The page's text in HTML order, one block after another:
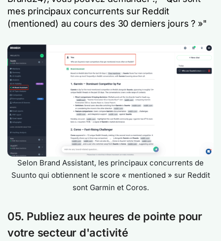
mes principaux concurrents sur Reddit
(mentioned) au cours des 30 derniers jours ? »"
Selon Brand Assistant, les principaux concurrents de
Suunto qui obtiennent le score « mentioned » sur Reddit
sont Garmin et Coros.
05. Publiez aux heures de pointe pour
votre secteur d'activité